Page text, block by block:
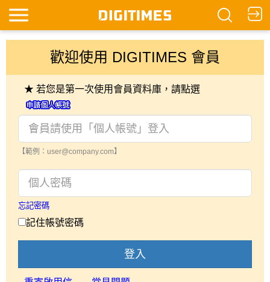
歡迎使用 DIGITIMES 會員
★ 若您是第一次使用會員資料庫，請點選
【範例：user@company.com】
忘記密碼
記住帳號密碼
登入